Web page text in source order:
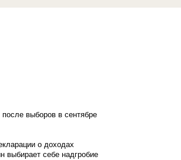
выборов в сентябре
о доходах
себе надгробие